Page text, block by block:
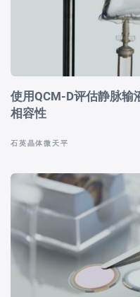
使用QCM-D评估静脉输
相容性
石英晶体微天平